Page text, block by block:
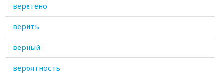
веретено
верить
верный
вероятность